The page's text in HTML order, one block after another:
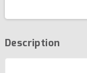
Description